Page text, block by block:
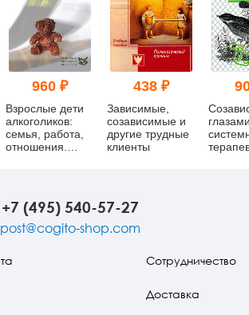
960 ₽
Взрослые дети
алкоголиков:
семья, работа,
отношения.
438 ₽
Зависимые,
созависимые и
другие трудные
клиенты
+7 (495) 540-57-27
post@cogito-shop.com
Сотрудничество
Доставка